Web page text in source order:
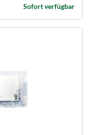
Sofort verfügbar